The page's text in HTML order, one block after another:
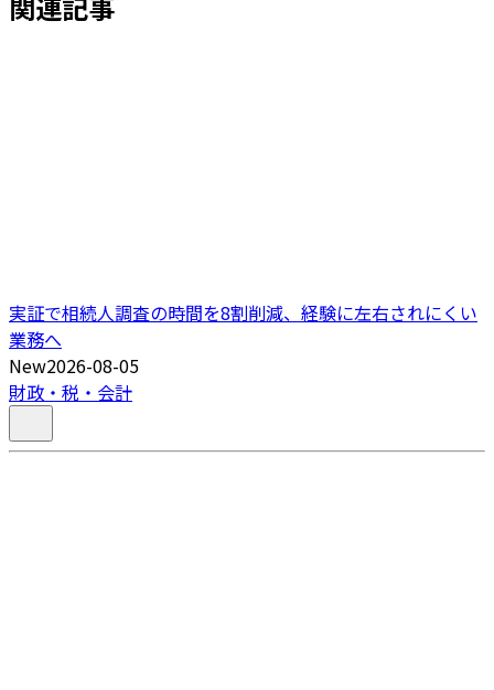
実証で相続人調査の時間を8割削減、経験に左右されにくい
業務へ
New2026-08-05
財政・税・会計